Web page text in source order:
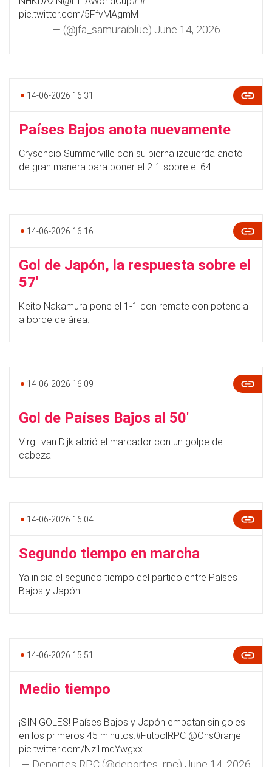
pic.twitter.com/5FfvMAgmMI
— (@jfa_samuraiblue) June 14, 2026
14-06-2026 16:31
Países Bajos anota nuevamente
Crysencio Summerville con su pierna izquierda anotó
de gran manera para poner el 2-1 sobre el 64'.
14-06-2026 16:16
Gol de Japón, la respuesta sobre el
57'
Keito Nakamura pone el 1-1 con remate con potencia
a borde de área.
14-06-2026 16:09
Gol de Países Bajos al 50'
Virgil van Dijk abrió el marcador con un golpe de
cabeza.
14-06-2026 16:04
Segundo tiempo en marcha
Ya inicia el segundo tiempo del partido entre Países
Bajos y Japón.
14-06-2026 15:51
Medio tiempo
¡SIN GOLES! Países Bajos y Japón empatan sin goles
en los primeros 45 minutos.#FutbolRPC @OnsOranje
pic.twitter.com/Nz1mqYwgxx
— Deportes RPC (@deportes_rpc) June 14, 2026